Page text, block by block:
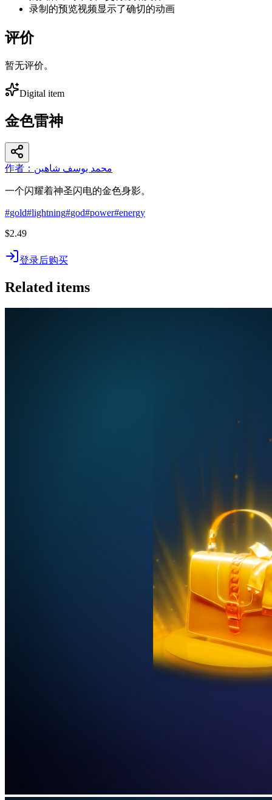
录制的预览视频显示了确切的动画
评价
暂无评价。
Digital item
金色雷神
作者：محمد يوسف شاهين
一个闪耀着神圣闪电的金色身影。
#gold#lightning#god#power#energy
$2.49
登录后购买
Related items